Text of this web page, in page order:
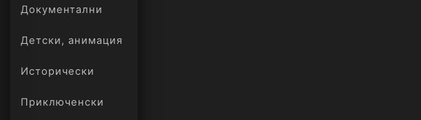
Документални
Детски, анимация
Исторически
Приключенски